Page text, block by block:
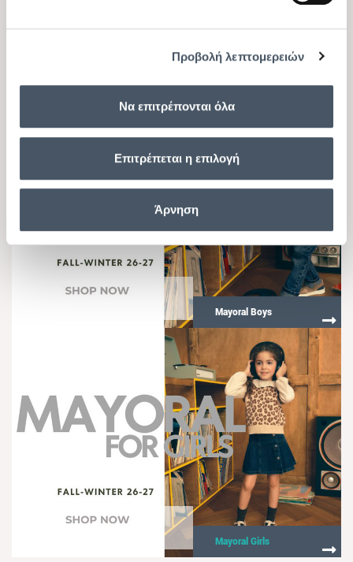
Προβολή λεπτομερειών
Να επιτρέπονται όλα
Επιτρέπεται η επιλογή
Άρνηση
Ρούχα για Μωρά
Mayoral Boys
Mayoral Girls